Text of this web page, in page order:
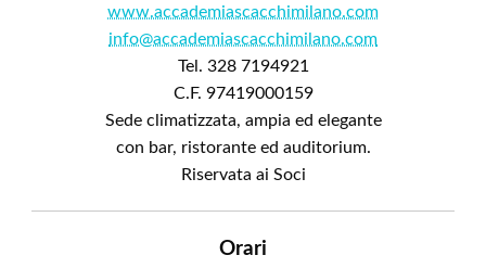
www.accademiascacchimilano.com
info@accademiascacchimilano.com
Tel. 328 7194921
C.F. 97419000159
Sede climatizzata, ampia ed elegante
con bar, ristorante ed auditorium.
Riservata ai Soci
Orari